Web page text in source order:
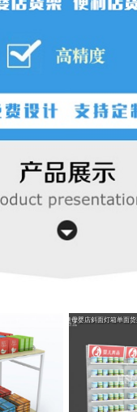
_木侧板亚克力背板母婴
母婴店斜面灯箱单面